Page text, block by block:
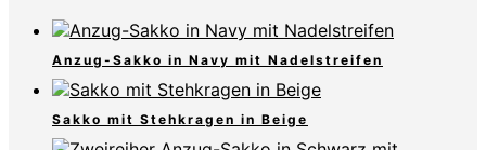
Anzug-Sakko in Navy mit Nadelstreifen
Sakko mit Stehkragen in Beige